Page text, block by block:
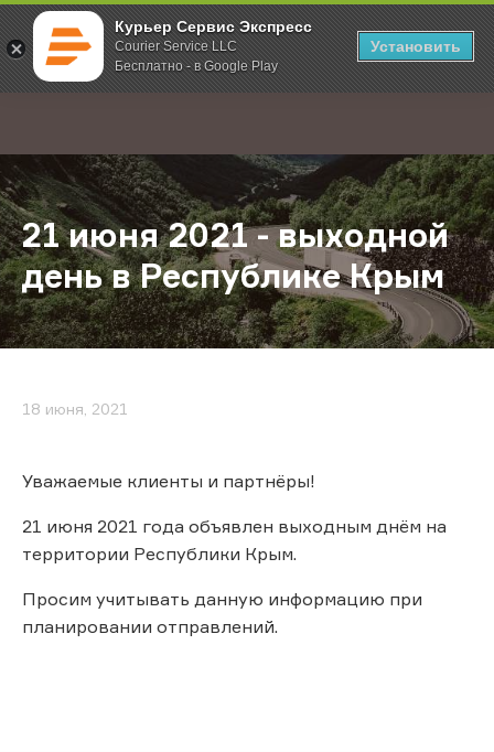
Курьер Сервис Экспресс
Courier Service LLC
Бесплатно - в Google Play
Установить
; Главная О компании Новости 21 июня 2021 - выходной день в
21 июня 2021 - выходной
день в Республике Крым
18 июня, 2021
Уважаемые клиенты и партнёры!
21 июня 2021 года объявлен выходным днём на
территории Республики Крым.
Просим учитывать данную информацию при
планировании отправлений.